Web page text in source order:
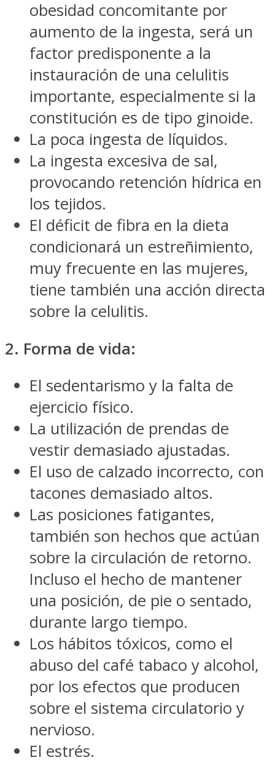
obesidad concomitante por
aumento de la ingesta, será un
factor predisponente a la
instauración de una celulitis
importante, especialmente si la
constitución es de tipo ginoide.
La poca ingesta de líquidos.
La ingesta excesiva de sal,
provocando retención hídrica en
los tejidos.
El déficit de fibra en la dieta
condicionará un estreñimiento,
muy frecuente en las mujeres,
tiene también una acción directa
sobre la celulitis.
2. Forma de vida:
El sedentarismo y la falta de
ejercicio físico.
La utilización de prendas de
vestir demasiado ajustadas.
El uso de calzado incorrecto, con
tacones demasiado altos.
Las posiciones fatigantes,
también son hechos que actúan
sobre la circulación de retorno.
Incluso el hecho de mantener
una posición, de pie o sentado,
durante largo tiempo.
Los hábitos tóxicos, como el
abuso del café tabaco y alcohol,
por los efectos que producen
sobre el sistema circulatorio y
nervioso.
El estrés.